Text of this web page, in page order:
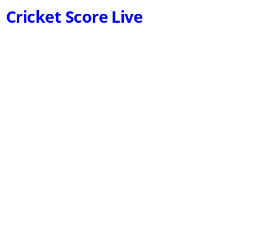
Cricket Score Live